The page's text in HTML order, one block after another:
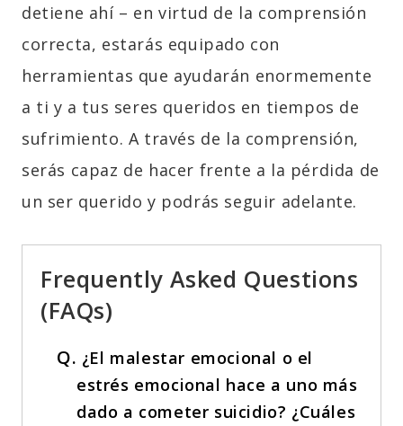
detiene ahí – en virtud de la comprensión
correcta, estarás equipado con
herramientas que ayudarán enormemente
a ti y a tus seres queridos en tiempos de
sufrimiento. A través de la comprensión,
serás capaz de hacer frente a la pérdida de
un ser querido y podrás seguir adelante.
Frequently Asked Questions
(FAQs)
Q. ¿El malestar emocional o el
estrés emocional hace a uno más
dado a cometer suicidio? ¿Cuáles